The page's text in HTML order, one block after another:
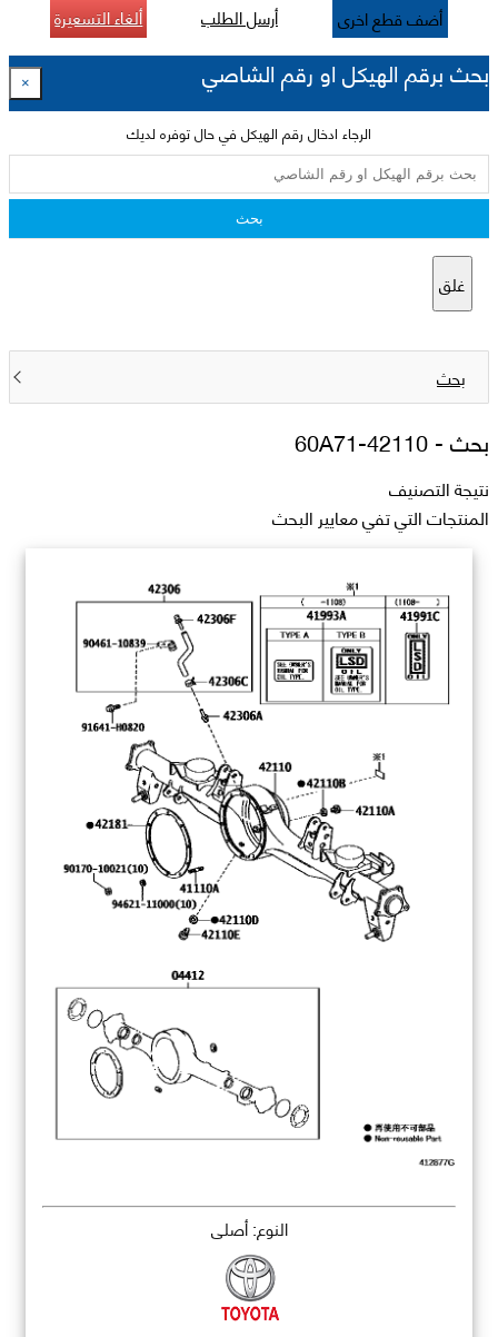
أضف قطع اخرى أرسل الطلب ألغاء التسعيرة
بحث برقم الهيكل او رقم الشاصي ×
الرجاء ادخال رقم الهيكل في حال توفره لديك
بحث
غلق
بحث
بحث -42110-60A71
نتيجة التصنيف
المنتجات التي تفي معايير البحث
النوع: أصلي